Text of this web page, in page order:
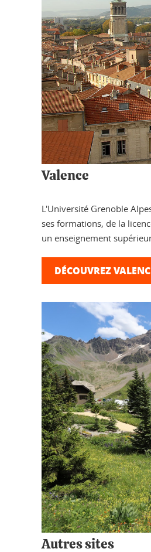
Valence
L'Université Grenoble
ses formations, de la
un enseignement
DÉCOUVREZ
Autres sites